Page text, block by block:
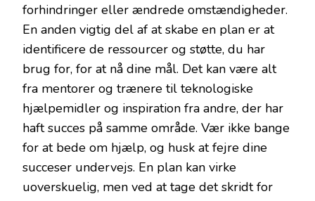
forhindringer eller ændrede omstændigheder.
En anden vigtig del af at skabe en plan er at
identificere de ressourcer og støtte, du har
brug for, for at nå dine mål. Det kan være alt
fra mentorer og trænere til teknologiske
hjælpemidler og inspiration fra andre, der har
haft succes på samme område. Vær ikke bange
for at bede om hjælp, og husk at fejre dine
succeser undervejs. En plan kan virke
uoverskuelig, men ved at tage det skridt for